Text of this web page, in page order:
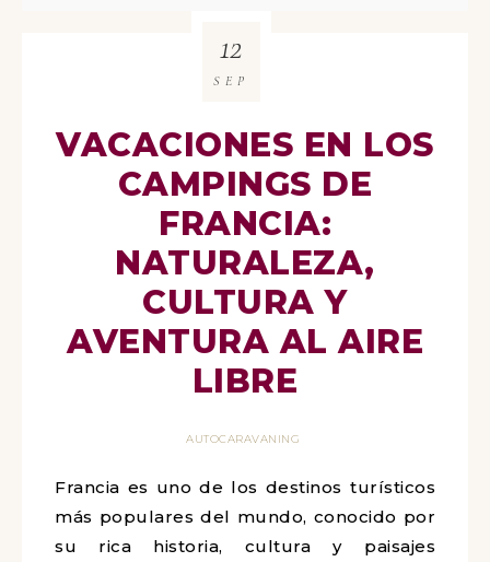
VACACIONES EN LOS
CAMPINGS DE
FRANCIA:
NATURALEZA,
CULTURA Y
AVENTURA AL AIRE
LIBRE
AUTOCARAVANING
12
SEP
Francia es uno de los destinos turísticos
más populares del mundo, conocido por
su rica historia, cultura y paisajes